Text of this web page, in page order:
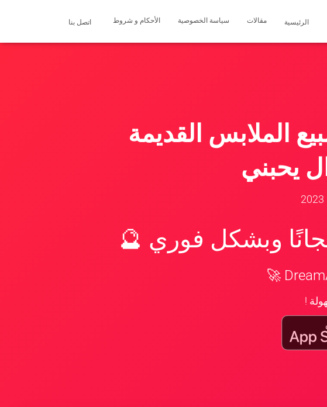
الرئيسية مقالات سياسة الخصوصية الأحكام و شروط اتصل بنا
الملابس القديمة
يحبني
وبشكل فوري 🔮
!